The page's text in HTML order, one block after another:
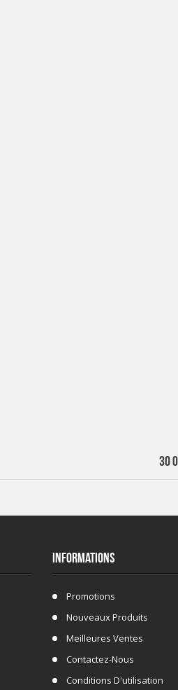
30
INFORMATIONS
Promotions
Nouveaux Produits
Meilleures Ventes
Contactez-Nous
Conditions D'utilisation